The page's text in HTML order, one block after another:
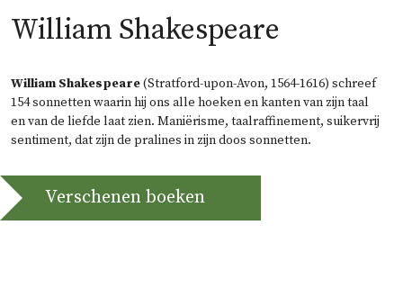
William Shakespeare
William Shakespeare(Stratford-upon-Avon, 1564-1616) schreef
154 sonnetten waarin hij ons alle hoeken en kanten van zijn taal
en van de liefde laat zien. Maniërisme, taalraffinement, suikervrij
sentiment, dat zijn de pralines in zijn doos sonnetten.
Verschenen boeken